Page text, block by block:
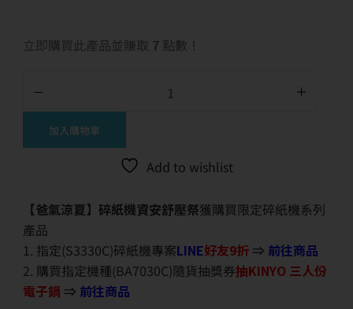
立即購買此產品並賺取 7 點數！
加入購物車
Add to wishlist
【爸氣涼夏】碎紙機資安舒壓祭獲購買限定碎紙機系列
產品
1. 指定(S3330C)碎紙機專案LINE好友9折 ⇒ 前往商品
2. 購買指定機種(BA7030C)隨貨抽獎券抽KINYO 三人份
電子鍋 ⇒ 前往商品